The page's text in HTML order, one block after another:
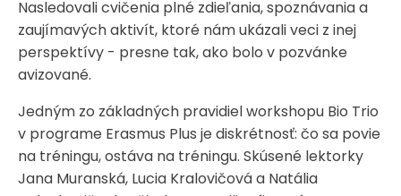
Nasledovali cvičenia plné zdieľania, spoznávania a
zaujímavých aktivít, ktoré nám ukázali veci z inej
perspektívy - presne tak, ako bolo v pozvánke
avizované.
Jedným zo základných pravidiel workshopu Bio Trio
v programe Erasmus Plus je diskrétnosť: čo sa povie
na tréningu, ostáva na tréningu. Skúsené lektorky
Jana Muranská, Lucia Kralovičová a Natália